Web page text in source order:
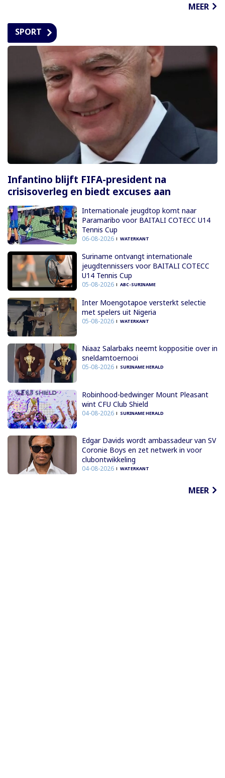
MEER
SPORT
Infantino blijft FIFA-president na
crisisoverleg en biedt excuses aan
Internationale jeugdtop komt naar
Paramaribo voor BAITALI COTECC U14
Tennis Cup
06-08-2026 WATERKANT
Suriname ontvangt internationale
jeugdtennissers voor BAITALI COTECC
U14 Tennis Cup
05-08-2026 ABC-SURINAME
Inter Moengotapoe versterkt selectie
met spelers uit Nigeria
05-08-2026 WATERKANT
Niaaz Salarbaks neemt koppositie over in
sneldamtoernooi
05-08-2026 SURINAME HERALD
Robinhood-bedwinger Mount Pleasant
wint CFU Club Shield
04-08-2026 SURINAME HERALD
Edgar Davids wordt ambassadeur van SV
Coronie Boys en zet netwerk in voor
clubontwikkeling
04-08-2026 WATERKANT
MEER